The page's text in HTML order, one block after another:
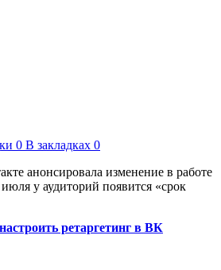
0 В закладках 0
анонсировала изменение в работе
у аудиторий появится «срок
ретаргетинг в ВК